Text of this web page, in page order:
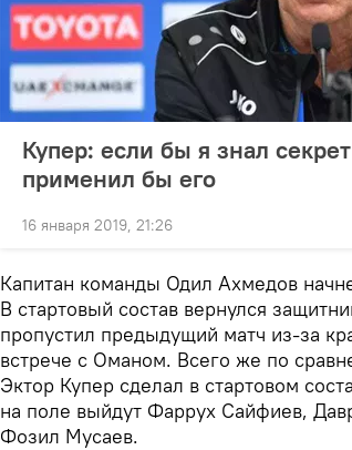
Купер: если бы я знал
применил бы его
16 января 2019, 21:26
Капитан команды Одил Ахмедов
В стартовый состав вернулся
пропустил предыдущий матч из-за
встрече с Оманом. Всего же по
Эктор Купер сделал в стартовом
на поле выйдут Фаррух Сайфиев,
Фозил Мусаев.